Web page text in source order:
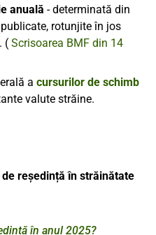
anuală - determinată din
rotunjite în jos
( Scrisoarea BMF din 14
a cursurilor de schimb
valute străine.
reședință în străinătate
în anul 2025?